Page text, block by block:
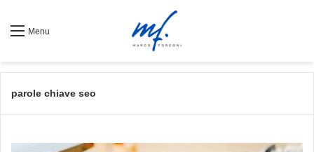
Menu
parole chiave seo